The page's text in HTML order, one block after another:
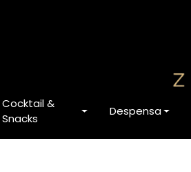
Cocktail &
Snacks
Despensa